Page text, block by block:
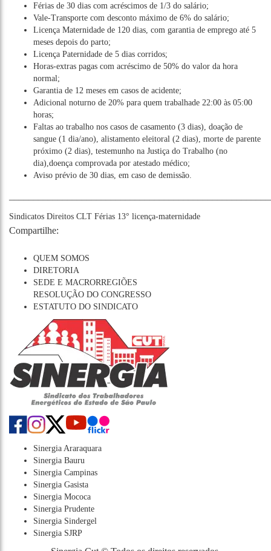
Férias de 30 dias com acréscimos de 1/3 do salário;
Vale-Transporte com desconto máximo de 6% do salário;
Licença Maternidade de 120 dias, com garantia de emprego até 5
meses depois do parto;
Licença Paternidade de 5 dias corridos;
Horas-extras pagas com acréscimo de 50% do valor da hora
normal;
Garantia de 12 meses em casos de acidente;
Adicional noturno de 20% para quem trabalhade 22:00 às 05:00
horas;
Faltas ao trabalho nos casos de casamento (3 dias), doação de
sangue (1 dia/ano), alistamento eleitoral (2 dias), morte de parente
próximo (2 dias), testemunho na Justiça do Trabalho (no
dia),doença comprovada por atestado médico;
Aviso prévio de 30 dias, em caso de demissão.
Sindicatos Direitos CLT Férias 13° licença-maternidade
Compartilhe:
QUEM SOMOS
DIRETORIA
SEDE E MACRORREGIÕES
RESOLUÇÃO DO CONGRESSO
ESTATUTO DO SINDICATO
Sinergia Araraquara
Sinergia Bauru
Sinergia Campinas
Sinergia Gasista
Sinergia Mococa
Sinergia Prudente
Sinergia Sindergel
Sinergia SJRP